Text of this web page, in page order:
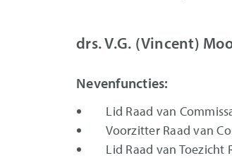
drs. V.G. (Vincent)
Nevenfuncties:
Lid Raad van
Voorzitter Raad van
Lid Raad van Toezicht